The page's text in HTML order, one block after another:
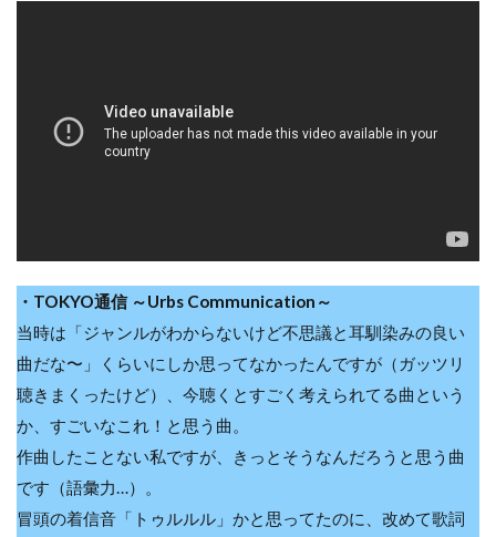
・TOKYO通信 ～Urbs Communication～
当時は「ジャンルがわからないけど不思議と耳馴染みの良い
曲だな〜」くらいにしか思ってなかったんですが（ガッツリ
聴きまくったけど）、今聴くとすごく考えられてる曲という
か、すごいなこれ！と思う曲。
作曲したことない私ですが、きっとそうなんだろうと思う曲
です（語彙力…）。
冒頭の着信音「トゥルルル」かと思ってたのに、改めて歌詞